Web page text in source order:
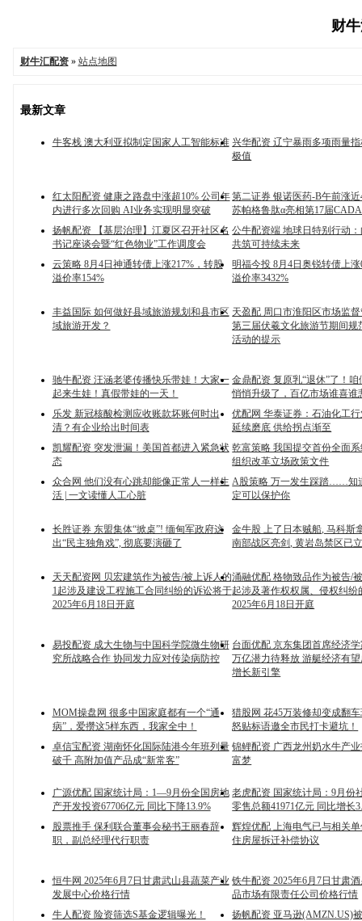
财
财牛汇配资» 站点地图
最新文章
牛客栈 澳大利亚拟制定国家人工智能标准 兴华配资 辽宁暴雨多项雨量
极值
红太阳配资 健康之路盘中涨超10% 公司年
内进行多次回购 AI业务实现明显突破
第二证券 银诺医药-B午前涨
苏帕格鲁肽α亮相第17届
扬帆配资 【基层治理】江夏区召开社区名
书记座谈会暨“红色物业”工作调度会
公牛配资端 地球日特别行动
共筑可持续未来
云策略 8月4日神通转债上涨217%，转股
溢价率154%
明福今投 8月4日奥锐转债上
溢价率3432%
丰益国际 如何做好县域旅游规划和县市区
域旅游开发？
天盈配 周口市淮阳区市场监
第三届伏羲文化旅游节期间规
活动的提示
驰牛配资 汪涵老婆传播快乐带娃！大家一
起来生娃！真假带娃的一天！
金鼎配资 复原乳“退休”了！
悄悄升级了，百亿市场谁喜谁
乐发 新冠核酸检测应收账款坏账何时出
清？有企业给出时间表
优配网 华泰证券：石油化工
延续磨底 供给拐点渐至
凯耀配资 突发泄漏！美国首都进入紧急状
态
乾富策略 我国提交首份全面
组织改革立场政策文件
众合网 他们没有心跳却能像正常人一样生
活 | 一文读懂人工心脏
A股策略 万一发生踩踏……知
定可以保护你
长胜证券 东盟集体“掀桌”! 缅甸军政府这
出“民主独角戏”, 彻底要演砸了
金牛股 上了日本贼船, 马科斯
南部战区亮剑, 黄岩岛禁区已
天天配资网 贝宏建筑作为被告/被上诉人的
1起涉及建设工程施工合同纠纷的诉讼将于
2025年6月18日开庭
涌融优配 格物致品作为被告/
起涉及著作权权属、侵权纠纷
2025年6月18日开庭
易投配资 成大生物与中国科学院微生物研
究所战略合作 协同发力应对传染病防控
台面优配 京东集团首席经济
万亿潜力待释放 游艇经济有
增长新引擎
MOM操盘网 很多中国家庭都有一个“通
病”，爱攒这5样东西，我家全中！
猎股网 花45万装修却变成翻
怒贴标语邀全市民打卡避坑！
卓信宝配资 湖南怀化国际陆港今年班列量
破千 高附加值产品成“新常客”
锦鲤配资 广西龙州奶水牛产
富梦
广源优配 国家统计局：1—9月份全国房地
产开发投资67706亿元 同比下降13.9%
老虎配资 国家统计局：9月份
零售总额41971亿元 同比增长
股票推手 保利联合董事会秘书王丽春辞
职，副总经理代行职责
辉煌优配 上海电气已与相关
住房屋拆迁补偿协议
恒牛网 2025年6月7日甘肃武山县蔬菜产业
发展中心价格行情
铁牛配资 2025年6月7日甘肃
品市场有限责任公司价格行情
牛人配资 险资筛选S基金逻辑曝光！
扬帆配资 亚马逊(AMZN.US)